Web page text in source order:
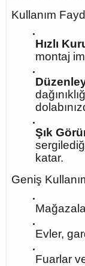
Kullanım
Hızlı
montaj
Şık
katar.
Geniş
Evler,
Fuarlar